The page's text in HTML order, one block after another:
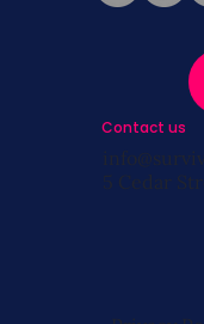
Contact us
5 Cedar